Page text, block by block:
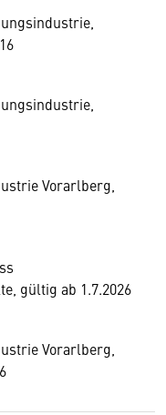
Vorarlberg,
gültig ab 1.7.2026
Vorarlberg,